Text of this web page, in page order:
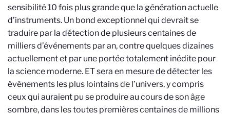
sensibilité 10 fois plus grande que la génération actuelle
d’instruments. Un bond exceptionnel qui devrait se
traduire par la détection de plusieurs centaines de
milliers d’événements par an, contre quelques dizaines
actuellement et par une portée totalement inédite pour
la science moderne. ET sera en mesure de détecter les
événements les plus lointains de l’univers, y compris
ceux qui auraient pu se produire au cours de son âge
sombre, dans les toutes premières centaines de millions